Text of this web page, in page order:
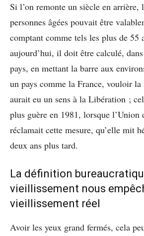
Si l’on remonte un siècle en arrière,
personnes âgées pouvait être
comptant comme tels les plus de 55
aujourd’hui, il doit être calculé,
pays, en mettant la barre aux
un pays comme la France, vouloir la
aurait eu un sens à la Libération ;
plus guère en 1981, lorsque l’Union
réclamait cette mesure, qu’elle mit
deux ans plus tard.
La définition
vieillissement nous
vieillissement réel
Avoir les yeux grand fermés, cela